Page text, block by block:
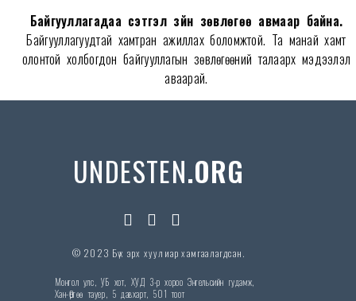
Байгууллагадаа сэтгэл зүйн зөвлөгөө авмаар байна.
Байгууллагуудтай хамтран ажиллах боломжтой. Та манай хамт
олонтой холбогдон байгууллагын зөвлөгөөний талаарх мэдээлэл
аваарай.
UNDESTEN.ORG
© 2023 Бүх эрх хуулиар хамгаалагдсан.
Монгол улс, УБ хот, ХУД 3-р хороо Энгельсийн гудамж,
Хан-Өргөө тауер, 5 давхарт, 501 тоот